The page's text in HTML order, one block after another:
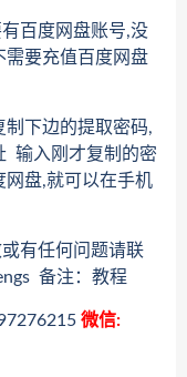
百度网盘账号,没
需要充值百度网盘
制下边的提取密码,
输入刚才复制的密
网盘,就可以在手机
有任何问题请联
备注：教程
微信: